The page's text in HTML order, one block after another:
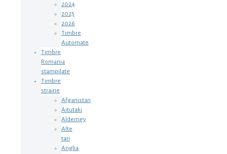
2024
2025
2026
Timbre
Automate
Timbre
Romania
stampilate
Timbre
straine
Afganistan
Aitutaki
Alderney
Alte
tari
Anglia